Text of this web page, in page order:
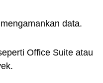
data.
Office Suite atau